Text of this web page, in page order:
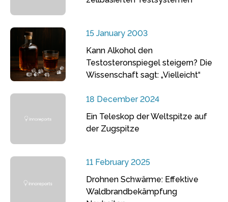
15 January 2003
Kann Alkohol den
Testosteronspiegel steigern? Die
Wissenschaft sagt: „Vielleicht“
18 December 2024
Ein Teleskop der Weltspitze auf
der Zugspitze
11 February 2025
Drohnen Schwärme: Effektive
Waldbrandbekämpfung